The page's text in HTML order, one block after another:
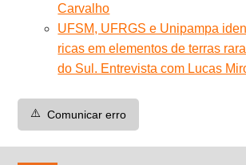
Carvalho
UFSM, UFRGS e Unipampa
ricas em elementos de terras
do Sul. Entrevista com Lucas
⚠️ Comunicar erro